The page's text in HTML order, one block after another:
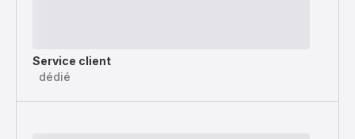
Service client
dédié